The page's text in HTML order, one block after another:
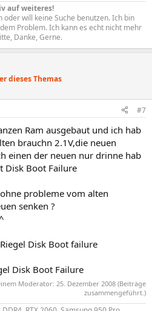
auf weiteres!
oder will keine Suche benutzen. Ich bin
Problem. Ich kann es echt nicht mehr
Danke, Gerne.​
dieses Themas
#7
Ram ausgebaut und ich hab
brauchn 2.1V,die neuen
einen der neuen nur drinne hab
Disk Boot Failure
probleme vom alten
senken ?
Disk Boot failure
Disk Boot Failure
Moderator: 25. Dezember 2008 (Beiträge
zusammengeführt.)